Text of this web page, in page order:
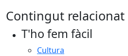
Contingut relacionat
T'ho fem fàcil
Cultura